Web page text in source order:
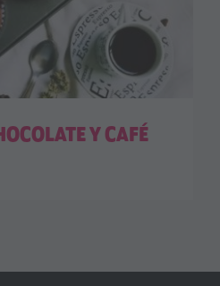
Y CAFÉ